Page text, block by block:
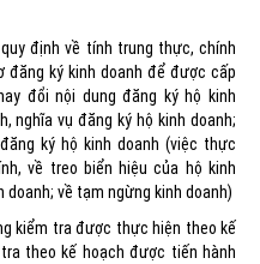
định về tính trung thực, chính
ký kinh doanh để được cấp
đổi nội dung đăng ký hộ kinh
nghĩa vụ đăng ký hộ kinh doanh;
ký hộ kinh doanh (việc thực
về treo biển hiệu của hộ kinh
doanh; về tạm ngừng kinh doanh)
kiểm tra được thực hiện theo kế
theo kế hoạch được tiến hành